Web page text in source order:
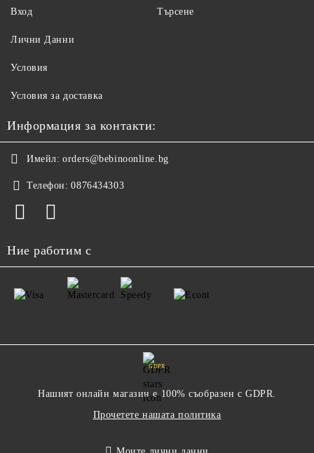
Вход Търсене
Лични Данни
Условия
Условия за доставка
Информация за контакти:
Имейл: orders@bebinoonline.bg
Телефон: 0876434303
Ние работим с
GDPR
Нашият онлайн магазин е 100% съобразен с GDPR.
Прочетете нашата политика